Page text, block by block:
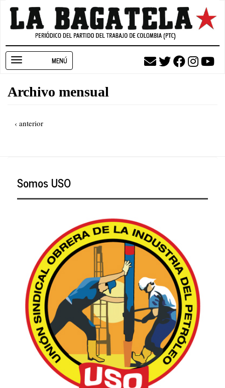
Pasar
contenido
navigation
Archivo mensual
Paginación
Página
‹ anterior
Somos USO